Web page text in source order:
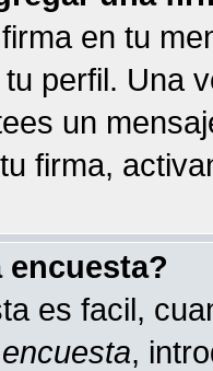
en tu
perfil. Una
un
firma,
encuesta?
es facil,
,